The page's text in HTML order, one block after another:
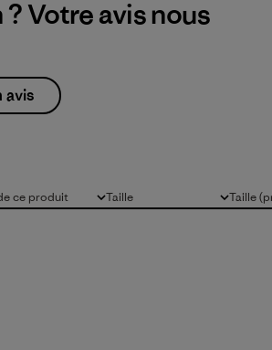
Votre avis nous
avis
ce produit Taille
Tous Taille
Tous